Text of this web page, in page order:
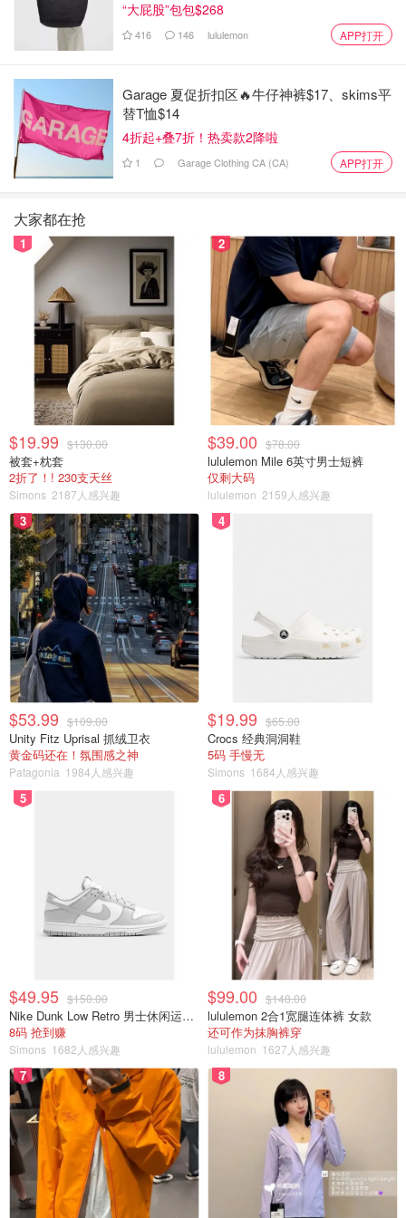
“大屁股”包包$268
416 146 lululemon APP打开
Garage 夏促折扣区🔥牛仔神裤$17、skims平
替T恤$14
4折起+叠7折！热卖款2降啦
1 Garage Clothing CA (CA) APP打开
大家都在抢
1
$19.99 $130.00
被套+枕套
2折了！! 230支天丝
Simons 2187人感兴趣
2
$39.00 $78.00
lululemon Mile 6英寸男士短裤
仅剩大码
lululemon 2159人感兴趣
3
$53.99 $109.00
Unity Fitz Uprisal 抓绒卫衣
黄金码还在！氛围感之神
Patagonia 1984人感兴趣
4
$19.99 $65.00
Crocs 经典洞洞鞋
5码 手慢无
Simons 1684人感兴趣
5
$49.95 $150.00
Nike Dunk Low Retro 男士休闲运动鞋
8码 抢到赚
Simons 1682人感兴趣
6
$99.00 $148.00
lululemon 2合1宽腿连体裤 女款
还可作为抹胸裤穿
lululemon 1627人感兴趣
7 8